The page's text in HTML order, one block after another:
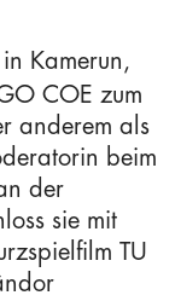
Kamerun,
COE zum
anderem als
beim
der
sie mit
TU